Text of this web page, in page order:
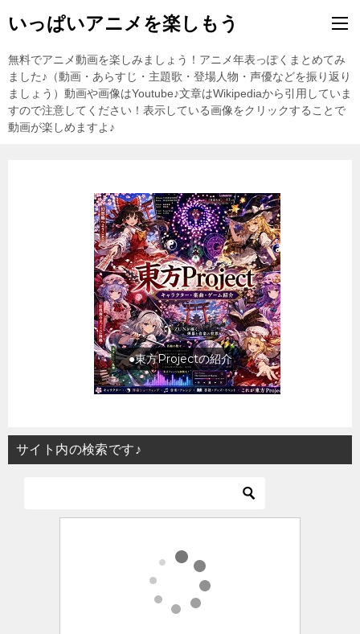
いっぱいアニメを楽しもう
無料でアニメ動画を楽しみましょう！アニメ年表っぽくまとめてみ
ました♪（動画・あらすじ・主題歌・登場人物・声優などを振り返り
ましょう）動画や画像はYoutube♪文章はWikipediaから引用していま
すので注意してください！表示している画像をクリックすることで
動画が楽しめますよ♪
●東方Projectの紹介
サイト内の検索です♪